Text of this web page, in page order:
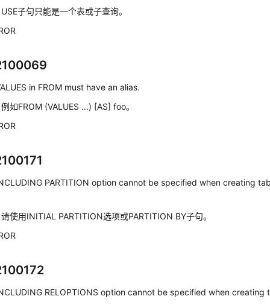
USE子句只能是一个表或子查询。
in FROM must have an alias.
例如FROM (VALUES ...) [AS] foo。
PARTITION option cannot be specified when creating
请使用INITIAL PARTITION选项或PARTITION BY子句。
RELOPTIONS option cannot be specified when creating